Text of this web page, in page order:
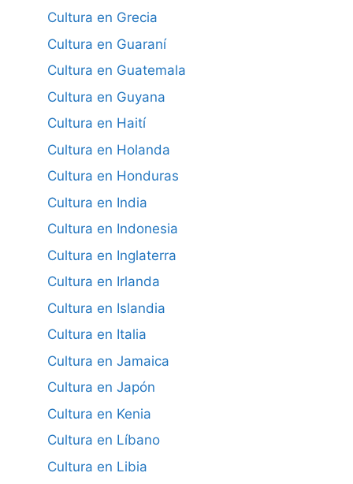
Cultura en Grecia
Cultura en Guaraní
Cultura en Guatemala
Cultura en Guyana
Cultura en Haití
Cultura en Holanda
Cultura en Honduras
Cultura en India
Cultura en Indonesia
Cultura en Inglaterra
Cultura en Irlanda
Cultura en Islandia
Cultura en Italia
Cultura en Jamaica
Cultura en Japón
Cultura en Kenia
Cultura en Líbano
Cultura en Libia